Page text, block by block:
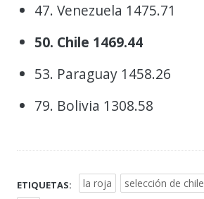
47. Venezuela 1475.71
50. Chile 1469.44
53. Paraguay 1458.26
79. Bolivia 1308.58
ETIQUETAS: la roja selección de chile